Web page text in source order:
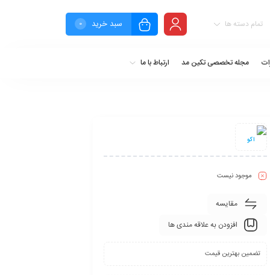
سبد خرید 0 تمام دسته ها
مجله تخصصی تکین مد ارتباط با ما
اکو
موجود نیست
مقایسه
افزودن به علاقه مندی ها
تضمین بهترین قیمت